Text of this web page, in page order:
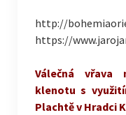
http://
https://
Válečná vřava
klenotu s
Plachtě v Hradci